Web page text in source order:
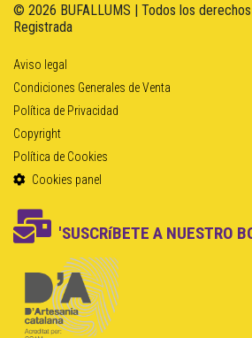
© 2026 BUFALLUMS | Todos los
Registrada
Aviso legal
Condiciones Generales de Venta
Política de Privacidad
Copyright
Política de Cookies
Cookies panel
'SUSCRíBETE A NUESTRO